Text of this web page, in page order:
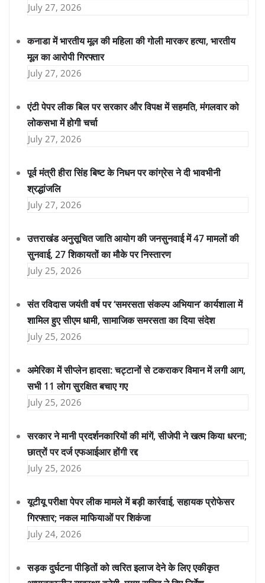
July 27, 2026
कनाडा में भारतीय मूल की महिला की गोली मारकर हत्या, भारतीय
मूल का आरोपी गिरफ्तार
July 27, 2026
एंटी पेपर लीक बिल पर सरकार और विपक्ष में सहमति, मंगलवार को
लोकसभा में होगी चर्चा
July 27, 2026
पूर्व मंत्री हीरा सिंह बिष्ट के निधन पर कांग्रेस ने दी भावभीनी
श्रद्धांजलि
July 27, 2026
उत्तराखंड अनुसूचित जाति आयोग की जनसुनवाई में 47 मामलों की
सुनवाई, 27 शिकायतों का मौके पर निस्तारण
July 25, 2026
संत रविदास जयंती वर्ष पर ‘समरसता संकल्प अभियान’ कार्यशाला में
शामिल हुए सीएम धामी, सामाजिक समरसता का दिया संदेश
July 25, 2026
अमेरिका में सीप्लेन हादसा: चट्टानों से टकराकर विमान में लगी आग,
सभी 11 लोग सुरक्षित बचाए गए
July 25, 2026
सरकार ने मानी प्रदर्शनकारियों की मांगें, सीजेपी ने खत्म किया धरना;
छात्रों पर दर्ज एफआईआर होंगी रद्द
July 25, 2026
यूटीयू परीक्षा पेपर लीक मामले में बड़ी कार्रवाई, सहायक प्रोफेसर
गिरफ्तार; नकल माफियाओं पर शिकंजा
July 24, 2026
सड़क दुर्घटना पीड़ितों को त्वरित इलाज देने के लिए एकीकृत